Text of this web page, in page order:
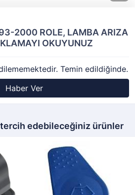
2000 ROLE, LAMBA ARIZA
OKUYUNUZ
Temin edildiğinde.
Haber Ver
edebileceğiniz ürünler